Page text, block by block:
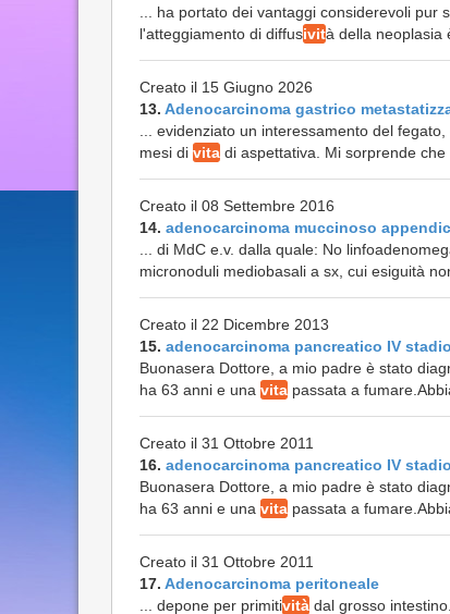
... ha portato dei vantaggi considerevoli
l'atteggiamento di diffusività della neoplasia
Creato il 15 Giugno 2026
13. Adenocarcinoma gastrico
... evidenziato un interessamento del
mesi di vita di aspettativa. Mi sorprende che
Creato il 08 Settembre 2016
14. adenocarcinoma muccinoso
... di MdC e.v. dalla quale: No
micronoduli mediobasali a sx, cui esiguità
Creato il 22 Dicembre 2013
15. adenocarcinoma pancreatico IV stadio
Buonasera Dottore, a mio padre è stato
ha 63 anni e una vita passata a
Creato il 31 Ottobre 2011
16. adenocarcinoma pancreatico IV stadio
Buonasera Dottore, a mio padre è stato
ha 63 anni e una vita passata a
Creato il 31 Ottobre 2011
17. Adenocarcinoma peritoneale
... depone per primitività dal grosso